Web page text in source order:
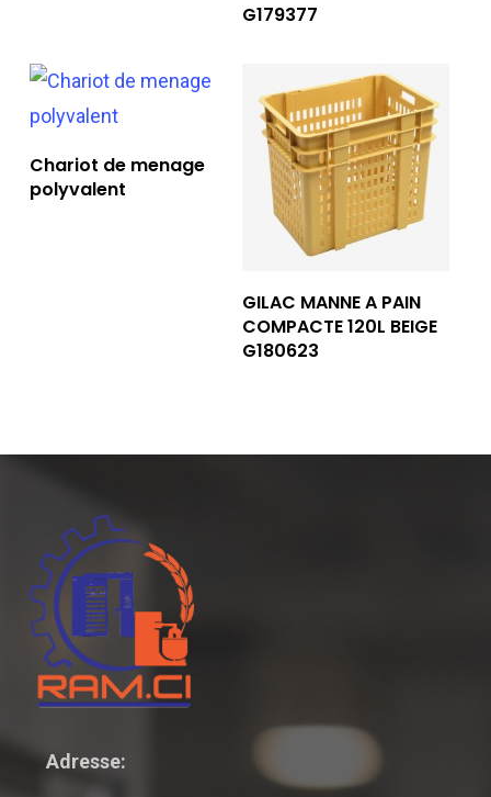
G179377
Lire La Suite
Chariot de menage
polyvalent
Lire La Suite
GILAC MANNE A PAIN
COMPACTE 120L BEIGE
G180623
Adresse: